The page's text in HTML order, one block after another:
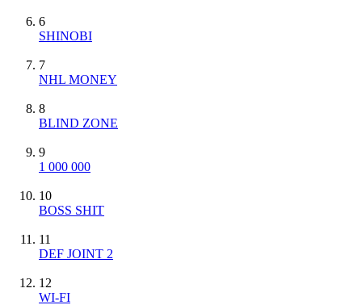
6
SHINOBI
7
NHL MONEY
8
BLIND ZONE
9
1 000 000
10
BOSS SHIT
11
DEF JOINT 2
12
WI-FI